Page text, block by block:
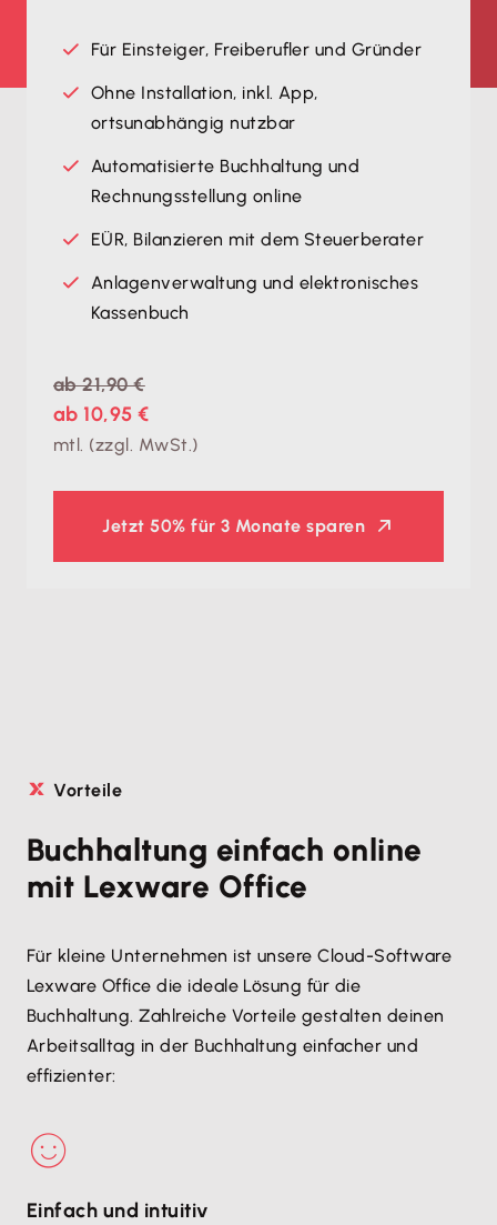
Für Einsteiger, Freiberufler und Gründer
Ohne Installation, inkl. App,
ortsunabhängig nutzbar
Automatisierte Buchhaltung und
Rechnungsstellung online
EÜR, Bilanzieren mit dem Steuerberater
Anlagenverwaltung und elektronisches
Kassenbuch
ab 21,90 €
ab 10,95 €
mtl. (zzgl. MwSt.)
Jetzt50% für 3 Monate sparen
Vorteile
Buchhaltung einfach online
mit Lexware Office
Für kleine Unternehmen ist unsere Cloud-Software
Lexware Office die ideale Lösung für die
Buchhaltung. Zahlreiche Vorteile gestalten deinen
Arbeitsalltag in der Buchhaltung einfacher und
effizienter:
Einfach und intuitiv